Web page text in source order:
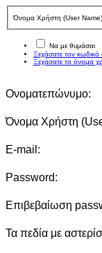
Όνομα Χρήστη (User Νame)
Να με θυμάσαι
Ξεχάσατε τον κωδικό
Ξεχάσατε το όνομα
Ονοματεπώνυμο:
Όνομα Χρήστη
E-mail:
Password:
Επιβεβαίωση
Τα πεδία με